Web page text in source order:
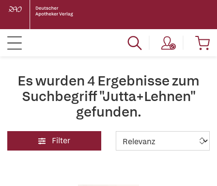
Es wurden 4 Ergebnisse zum
Suchbegriff "Jutta+Lehnen"
gefunden.
Filter